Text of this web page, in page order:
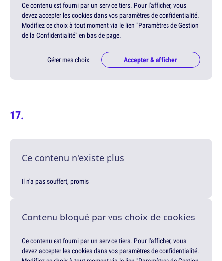
Ce contenu est fourni par un service tiers. Pour l'afficher, vous
devez accepter les cookies dans vos paramètres de confidentialité.
Modifiez ce choix à tout moment via le lien "Paramètres de Gestion
de la Confidentialité" en bas de page.
Gérer mes choix Accepter & afficher
Ce contenu n'existe plus
Il n'a pas souffert, promis
Contenu bloqué par vos choix de cookies
Ce contenu est fourni par un service tiers. Pour l'afficher, vous
devez accepter les cookies dans vos paramètres de confidentialité.